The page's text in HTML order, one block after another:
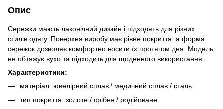
Опис
Сережки мають лаконічний дизайн і підходять для різних
стилів одягу. Поверхня виробу має рівне покриття, а форма
сережок дозволяє комфортно носити їх протягом дня. Модель
не обтяжує вухо та підходить для щоденного використання.
Характеристики:
матеріал: ювелірний сплав / медичний сплав / сталь
тип покриття: золоте / срібне / родійоване